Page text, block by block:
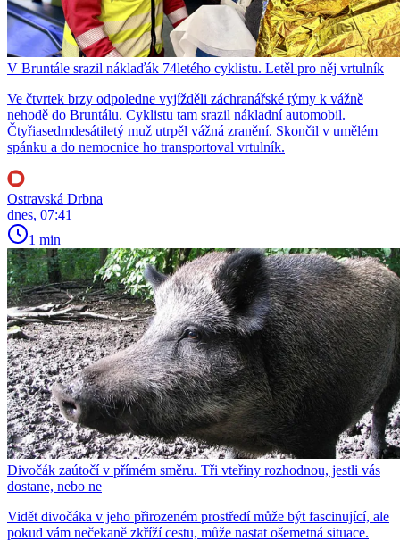
V Bruntále srazil náklaďák 74letého cyklistu. Letěl pro něj vrtulník
Ve čtvrtek brzy odpoledne vyjížděli záchranářské týmy k vážně
nehodě do Bruntálu. Cyklistu tam srazil nákladní automobil.
Čtyřiasedmdesátiletý muž utrpěl vážná zranění. Skončil v umělém
spánku a do nemocnice ho transportoval vrtulník.
Ostravská Drbna
dnes, 07:41
1 min
Divočák zaútočí v přímém směru. Tři vteřiny rozhodnou, jestli vás
dostane, nebo ne
Vidět divočáka v jeho přirozeném prostředí může být fascinující, ale
pokud vám nečekaně zkříží cestu, může nastat ošemetná situace.